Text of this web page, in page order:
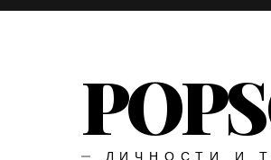
ЛИЧНОСТИ И